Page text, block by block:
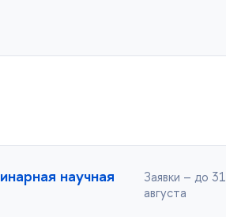
научная
Заявки – до 31
августа